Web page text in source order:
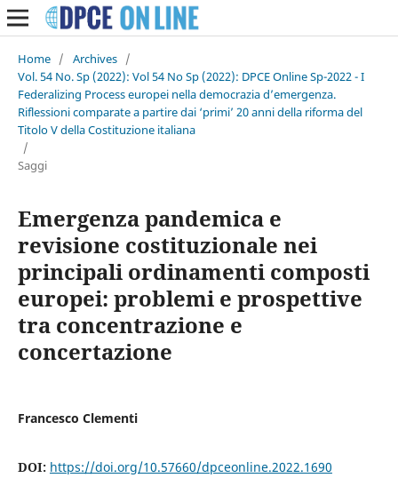
Home / Archives /
Vol. 54 No. Sp (2022): Vol 54 No Sp (2022): DPCE Online Sp-2022 - I
Federalizing Process europei nella democrazia d’emergenza.
Riflessioni comparate a partire dai ‘primi’ 20 anni della riforma del
Titolo V della Costituzione italiana
/
Saggi
Emergenza pandemica e
revisione costituzionale nei
principali ordinamenti composti
europei: problemi e prospettive
tra concentrazione e
concertazione
Francesco Clementi
DOI: https://doi.org/10.57660/dpceonline.2022.1690